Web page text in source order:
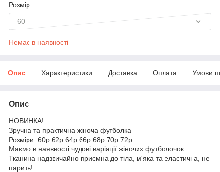
Розмір
60
Немає в наявності
Опис Характеристики Доставка Оплата Умови
Опис
НОВИНКА!
Зручна та практична жіноча футболка
Розміри: 60р 62р 64р 66р 68р 70р 72р
Маємо в наявності чудові варіації жіночих футболочок.
Тканина надзвичайно приємна до тіла, м'яка та еластична, не
парить!